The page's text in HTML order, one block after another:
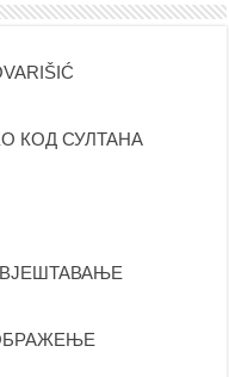
КОД СУЛТАНА